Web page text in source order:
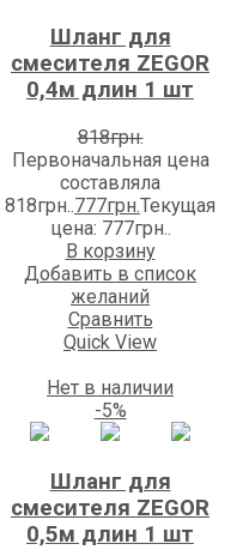
Шланг для
смесителя ZEGOR
0,4м длин 1 шт
818грн.
Первоначальная цена
составляла
818грн..777грн.Текущая
цена: 777грн..
В корзину
Добавить в список
желаний
Сравнить
Quick View
Нет в наличии
-5%
Шланг для
смесителя ZEGOR
0,5м длин 1 шт